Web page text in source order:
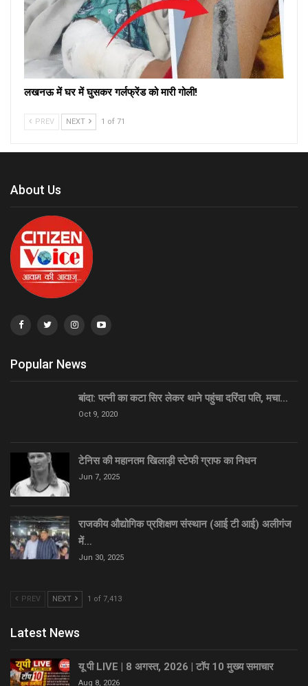
लखनऊ में घर में घुसकर गर्लफ्रेंड को मारी गोली!
PREV NEXT 1 of 71
About Us
Popular News
बांदा: पत्नी का कटा सिर लेकर थाने पहुंचा दरिंदा पति, मचा…
Oct 9, 2020
टेनिस की महानतम खिलाड़ी स्टेफी ग्राफ का निधन
Jun 7, 2025
राजकीय औद्योगिक प्रशिक्षण संस्थान (आई टी आई) अलीगंज
में…
Jun 30, 2025
PREV NEXT 1 of 7,413
Latest News
यू पी LIVE | 8 अगस्त, 2026 | टॉप 10 मुख्य समाचार
Aug 8, 2026